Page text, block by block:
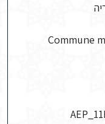
Commune